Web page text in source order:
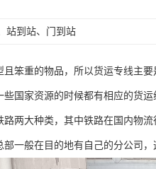
站到站、门到站
笨重的物品，所以货运专线主
国家资源的时候都有相应的货运
两大种类，其中铁路在国内物
一般在目的地有自己的分公司